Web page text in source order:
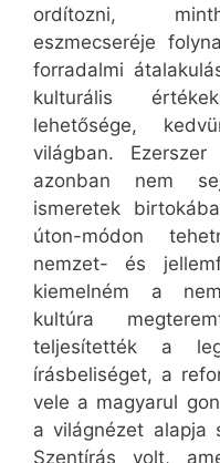
ordítozni,
eszmecseréje
forradalmi
kulturális
lehetősége,
világban.
azonban nem
ismeretek
úton-módon
nemzet- és
kiemelném a
kultúra
teljesítették a
írásbeliséget, a
vele a magyarul
a világnézet alapja
Szentírás volt,